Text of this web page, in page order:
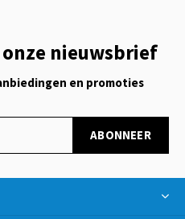
nieuwsbrief
en promoties
ABONNEER